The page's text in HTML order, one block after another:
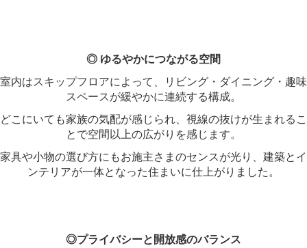
◎ ゆるやかにつながる空間
室内はスキップフロアによって、リビング・ダイニング・趣味
スペースが緩やかに連続する構成。
どこにいても家族の気配が感じられ、視線の抜けが生まれるこ
とで空間以上の広がりを感じます。
家具や小物の選び方にもお施主さまのセンスが光り、建築とイ
ンテリアが一体となった住まいに仕上がりました。
◎プライバシーと開放感のバランス